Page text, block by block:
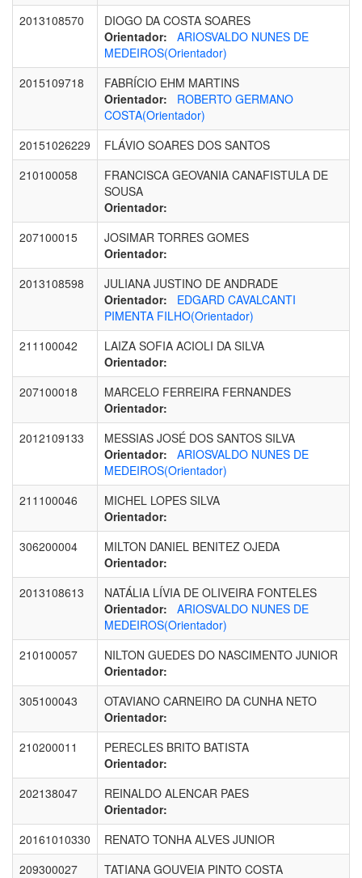
2013108570
DIOGO DA COSTA SOARES
Orientador:
ARIOSVALDO NUNES DE
MEDEIROS(Orientador)
2015109718
FABRÍCIO EHM MARTINS
Orientador:
ROBERTO GERMANO
COSTA(Orientador)
20151026229
FLÁVIO SOARES DOS SANTOS
210100058
FRANCISCA GEOVANIA CANAFISTULA DE
SOUSA
Orientador:
207100015
JOSIMAR TORRES GOMES
Orientador:
2013108598
JULIANA JUSTINO DE ANDRADE
Orientador:
EDGARD CAVALCANTI
PIMENTA FILHO(Orientador)
211100042
LAIZA SOFIA ACIOLI DA SILVA
Orientador:
207100018
MARCELO FERREIRA FERNANDES
Orientador:
2012109133
MESSIAS JOSÉ DOS SANTOS SILVA
Orientador:
ARIOSVALDO NUNES DE
MEDEIROS(Orientador)
211100046
MICHEL LOPES SILVA
Orientador:
306200004
MILTON DANIEL BENITEZ OJEDA
Orientador:
2013108613
NATÁLIA LÍVIA DE OLIVEIRA FONTELES
Orientador:
ARIOSVALDO NUNES DE
MEDEIROS(Orientador)
210100057
NILTON GUEDES DO NASCIMENTO JUNIOR
Orientador:
305100043
OTAVIANO CARNEIRO DA CUNHA NETO
Orientador:
210200011
PERECLES BRITO BATISTA
Orientador:
202138047
REINALDO ALENCAR PAES
Orientador:
20161010330
RENATO TONHA ALVES JUNIOR
209300027
TATIANA GOUVEIA PINTO COSTA